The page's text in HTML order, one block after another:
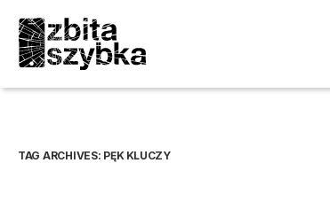
TAG ARCHIVES: PĘK KLUCZY